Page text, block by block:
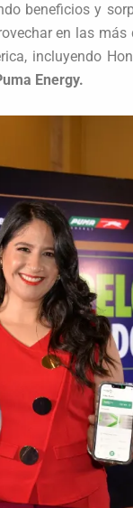
beneficios y
en las
incluyendo
Energy.